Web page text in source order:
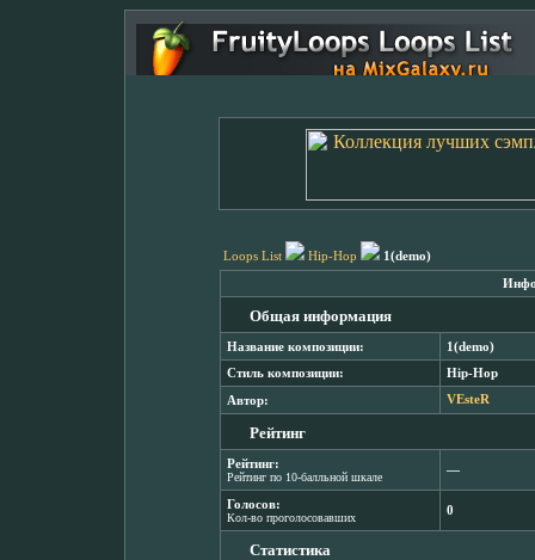
Loops List Hip-Hop 1(demo)
Общая информация
Название композиции: 1(demo)
Стиль композиции: Hip-Hop
Автор: VEsteR
Рейтинг
Рейтинг:
Рейтинг по 10-балльной шкале
―
Голосов:
Кол-во проголосовавших
0
Статистика